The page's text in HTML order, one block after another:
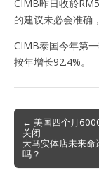
CIMB昨日收於
的建议未必会准确
CIMB泰国今年第
按年增长92.4%。
Post
navigation
← 美国四个月
关闭
大马实体店未来命
吗？